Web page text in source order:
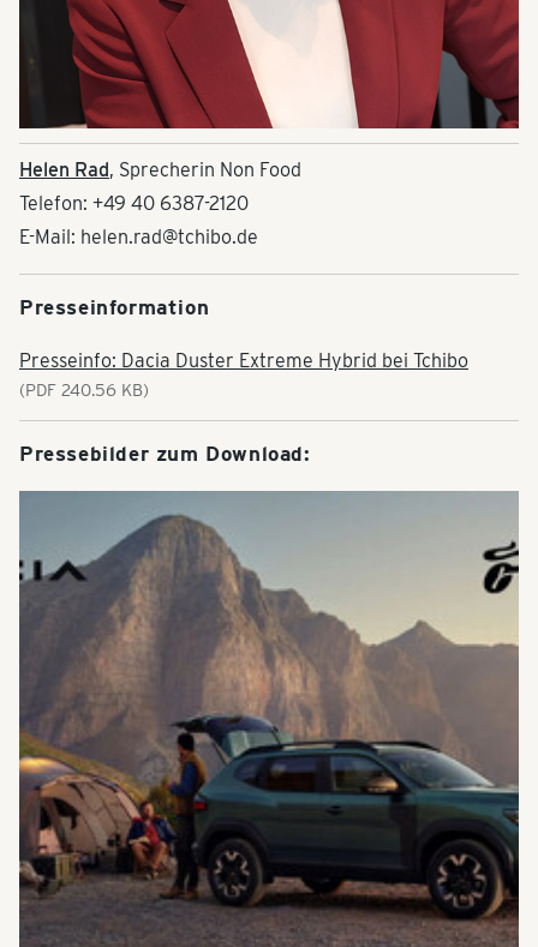
Helen Rad, Sprecherin Non Food
Telefon: +49 40 6387-2120
E-Mail: helen.rad@tchibo.de
Presseinformation
Presseinfo: Dacia Duster Extreme Hybrid bei Tchibo
(PDF 240.56 KB)
Pressebilder zum Download: